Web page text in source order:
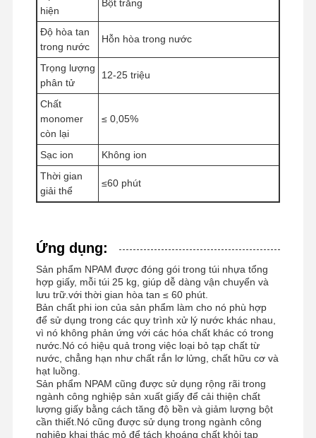
Tham Quan
Nhà Máy
Kiểm Soát
Chất Lượng
Tin Tức
Tất Cả Các
Yêu Cầu Báo
Giá
Dimethylaminoethyl Methacrylate
Methacryloyloxyethyl Trimethyl Ammonium Chloride
Acryloyloxyethyl trimethyl ammonium chloride
Polyacrylamit anion
polyacrylamit không ion
Phân hợp phân bón chất bảo vệ giải phóng chậm
Polyacrylamit cation
hiện
Bột trắng
Độ hòa tan
trong nước
Hỗn hòa trong nước
Trọng lượng
phân tử
12-25 triệu
Chất
monomer
còn lại
≤ 0,05%
Sạc ion
Không ion
Thời gian
giải thể
≤60 phút
Ứng dụng:
Sản phẩm NPAM được đóng gói trong túi nhựa tổng
hợp giấy, mỗi túi 25 kg, giúp dễ dàng vận chuyển và
lưu trữ.với thời gian hòa tan ≤ 60 phút.
Bản chất phi ion của sản phẩm làm cho nó phù hợp
để sử dụng trong các quy trình xử lý nước khác nhau,
vì nó không phản ứng với các hóa chất khác có trong
nước.Nó có hiệu quả trong việc loại bỏ tạp chất từ
nước, chẳng hạn như chất rắn lơ lửng, chất hữu cơ và
hạt luồng.
Sản phẩm NPAM cũng được sử dụng rộng rãi trong
ngành công nghiệp sản xuất giấy để cải thiện chất
lượng giấy bằng cách tăng độ bền và giảm lượng bột
cần thiết.Nó cũng được sử dụng trong ngành công
nghiệp khai thác mỏ để tách khoáng chất khỏi tạp